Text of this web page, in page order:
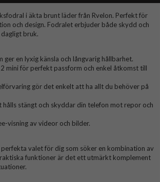
i äkta brunt läder från Rvelon. Perfekt för
och design. Fodralet erbjuder både skydd och
bruk.
en lyxig känsla och långvarig hållbarhet.
mini för perfekt passform och enkel åtkomst till
gör det enkelt att ha allt du behöver på
stängt och skyddar din telefon mot repor och
visning av videor och bilder.
valet för dig som söker en kombination av
funktioner är det ett utmärkt komplement